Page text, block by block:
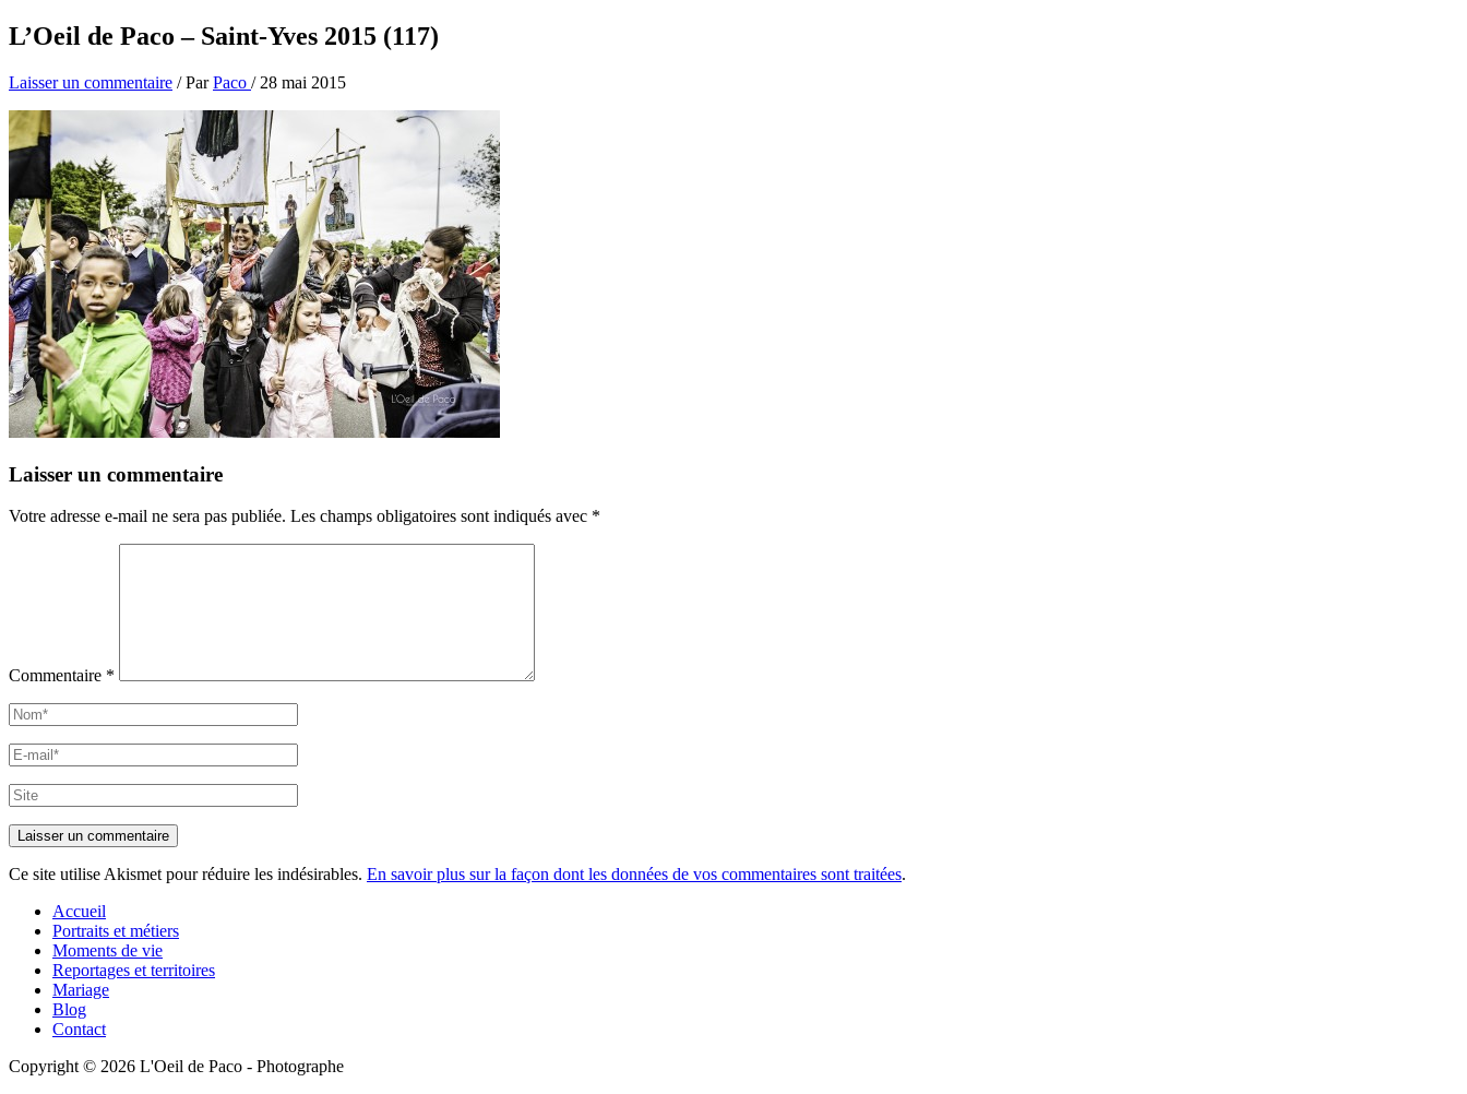
L’Oeil de Paco – Saint-Yves 2015 (117)
Laisser un commentaire / ParPaco / 28 mai 2015
Laisser un commentaire
Votre adresse e-mail ne sera pas publiée. Les champs obligatoires sont indiqués avec *
Commentaire *
Nom*
E-
mail*
Site
Ce site utilise Akismet pour réduire les indésirables. En savoir plus sur la façon dont les données de vos commentaires sont traitées.
Accueil
Portraits et métiers
Moments de vie
Reportages et territoires
Mariage
Blog
Contact
Copyright © 2026 L'Oeil de Paco - Photographe